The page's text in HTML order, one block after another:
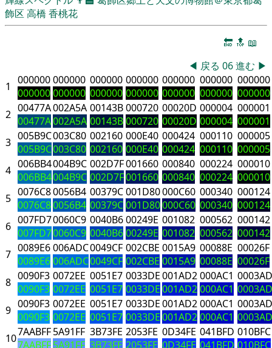
飾区 高橋 香桃花
🔚 🔝 📖
◀ 戻る 06進む ▶
1
000000
000000
000000
000000
000000
000000
000000
000000
000000
000000
000000
000000
000000
000000
2 00477A
00477A
002A5A
002A5A
00143B
00143B
000720
000720
00020D
00020D
000004
000004
000001
000001
3 005B9C
005B9C
003C80
003C80
002160
002160
000E40
000E40
000424
000424
000110
000110
000005
000005
4 006BB4
006BB4
004B9C
004B9C
002D7F
002D7F
001660
001660
000840
000840
000224
000224
000010
000010
5 0076C8
0076C8
0056B4
0056B4
00379C
00379C
001D80
001D80
000C60
000C60
000340
000340
000124
000124
6 007FD7
007FD7
0060C9
0060C9
0040B6
0040B6
00249E
00249E
001082
001082
000562
000562
000142
000142
7 0089E6
0089E6
006ADC
006ADC
0049CF
0049CF
002CBE
002CBE
0015A9
0015A9
00088E
00088E
00026F
00026F
8 0090F3
0090F3
0072EE
0072EE
0051E7
0051E7
0033DE
0033DE
001AD2
001AD2
000AC1
000AC1
0003AD
0003AD
9 0090F3
0090F3
0072EE
0072EE
0051E7
0051E7
0033DE
0033DE
001AD2
001AD2
000AC1
000AC1
0003AD
0003AD
107AABFF
7AABFF
5A91FF
5A91FF
3B73FE
3B73FE
2053FE
2053FE
0D34FE
0D34FE
041BFD
041BFD
010BFC
010BFC